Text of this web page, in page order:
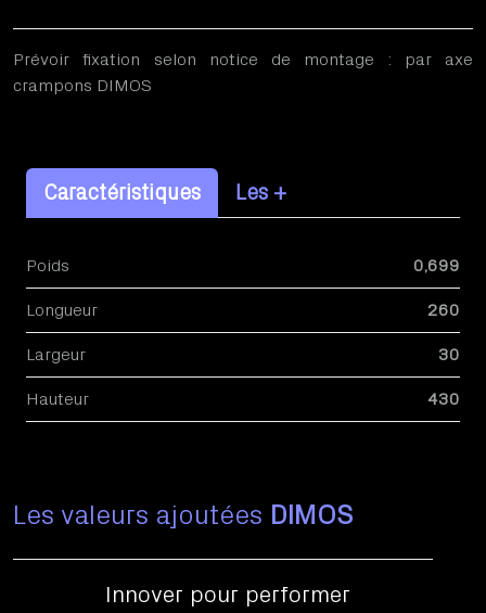
Prévoir fixation selon notice de montage : par axe
crampons DIMOS
Caractéristiques Les +
Poids 0,699
Longueur 260
Largeur 30
Hauteur 430
Les valeurs ajoutées DIMOS
Innover pour performer